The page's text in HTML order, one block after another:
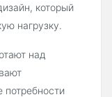
который
нагрузку.
над
потребности